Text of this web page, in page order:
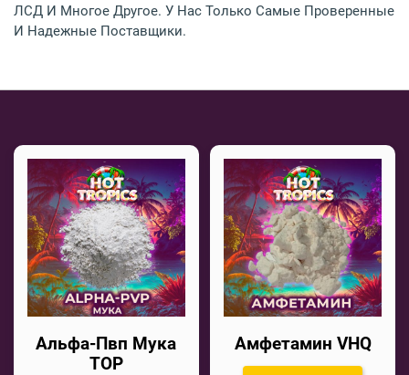
ЛСД И Многое Другое. У Нас Только Самые Проверенные
И Надежные Поставщики.
Альфа-Пвп Мука
TOP
Амфетамин VHQ